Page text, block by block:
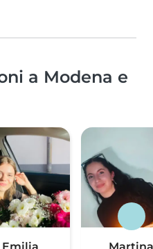
a Modena e